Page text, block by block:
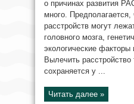
о причинах развития
много. Предполагается,
расстройств могут
головного мозга,
экологические факторы
Вылечить
сохраняется у ...
Читать далее »